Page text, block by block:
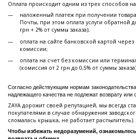
Оплата происходит одним из трех способов
наложенный платеж при получении
Почты, при этом оплата услуги обратной
грн + 2% от суммы заказа);
оплата на сайте банковской картой
комиссии;
оплата на счет без комиссии или
(комиссия от 2 грн до 0,5% от суммы
Согласно действующим нормам
надлежащего качества не подлежат возврату или
ZAYA дорожит своей репутацией, мы всегда
покупателями в случае обнаружения
сломалась крышка, не работает распылитель).
Чтобы избежать недоразумений,